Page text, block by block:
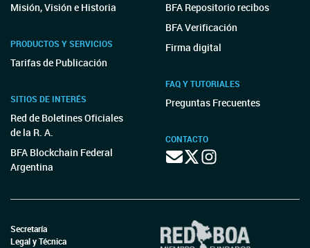
Misión, Visión e Historia
PRODUCTOS Y SERVICIOS
Tarifas de Publicación
SITIOS DE INTERÉS
Red de Boletines Oficiales
de la R. A.
BFA Blockchain Federal
Argentina
BFA Repositorio recibos
BFA Verificación
Firma digital
FAQ Y TUTORIALES
Preguntas Frecuentes
CONTACTO
Secretaría
Legal y Técnica